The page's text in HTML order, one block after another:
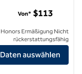
Leandro anzeigen
Von* $113
Honors Ermäßigung Nicht
rückerstattungsfähig
Daten auswählen